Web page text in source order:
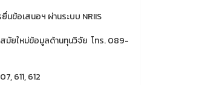
นข้อเสนอฯ ผ่านระบบ NRIIS
มัยใหม่ข้อมูลด้านทุนวิจัย โทร. 089-
611, 612